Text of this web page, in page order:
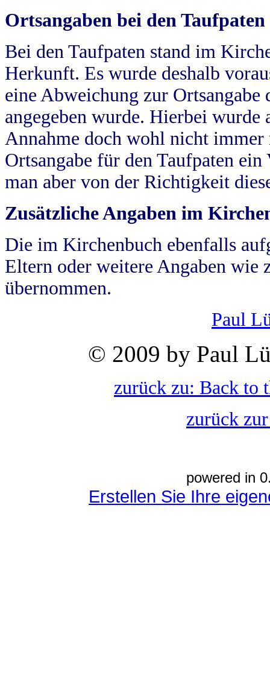
Ortsangaben bei den Taufpaten
Bei den Taufpaten stand im
Herkunft. Es wurde deshalb
eine Abweichung zur
angegeben wurde. Hierbei wurde
Annahme doch wohl nicht
Ortsangabe für den Taufpaten
man aber von der Richtigkeit
Zusätzliche Angaben im
Die im Kirchenbuch ebenfalls
Eltern oder weitere Angaben wie
übernommen.
Paul
© 2009 by Paul
zurück zu: Back to
zurück
powered in
Erstellen Sie Ihre